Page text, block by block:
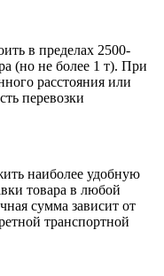
в пределах 2500-
(но не более 1 т). При
расстояния или
перевозки
наиболее удобную
товара в любой
сумма зависит от
транспортной